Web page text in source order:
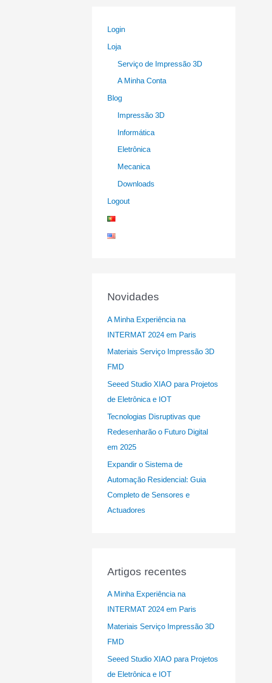
Login
Loja
Serviço de Impressão 3D
A Minha Conta
Blog
Impressão 3D
Informática
Eletrônica
Mecanica
Downloads
Logout
Novidades
A Minha Experiência na
INTERMAT 2024 em Paris
Materiais Serviço Impressão 3D
FMD
Seeed Studio XIAO para Projetos
de Eletrônica e IOT
Tecnologias Disruptivas que
Redesenharão o Futuro Digital
em 2025
Expandir o Sistema de
Automação Residencial: Guia
Completo de Sensores e
Actuadores
Artigos recentes
A Minha Experiência na
INTERMAT 2024 em Paris
Materiais Serviço Impressão 3D
FMD
Seeed Studio XIAO para Projetos
de Eletrônica e IOT